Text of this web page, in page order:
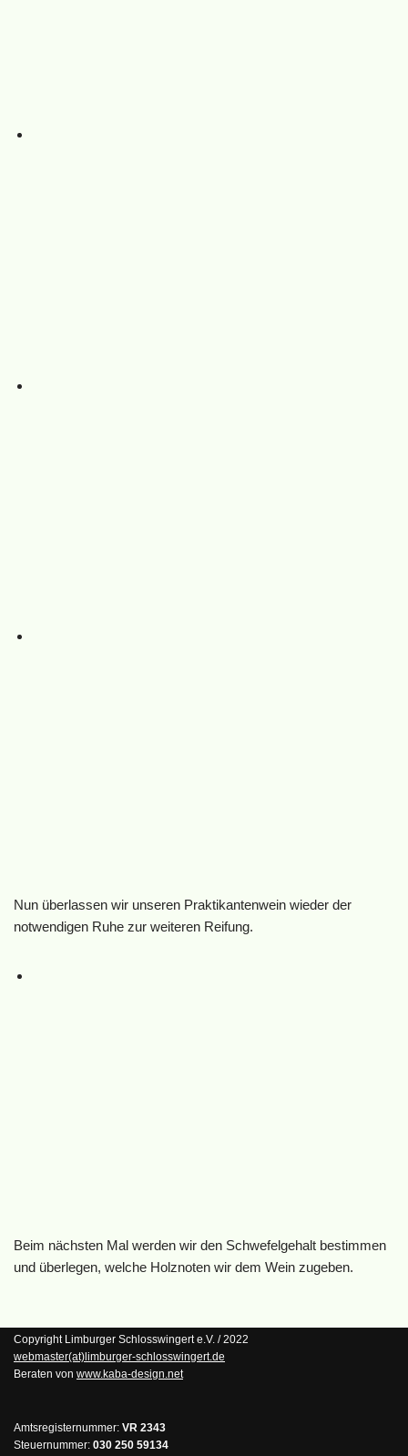
Nun überlassen wir unseren Praktikantenwein wieder der
notwendigen Ruhe zur weiteren Reifung.
Beim nächsten Mal werden wir den Schwefelgehalt bestimmen
und überlegen, welche Holznoten wir dem Wein zugeben.
Copyright Limburger Schlosswingert e.V. / 2022
webmaster(at)limburger-schlosswingert.de
Beraten von www.kaba-design.net
Amtsregisternummer: VR 2343
Steuernummer: 030 250 59134